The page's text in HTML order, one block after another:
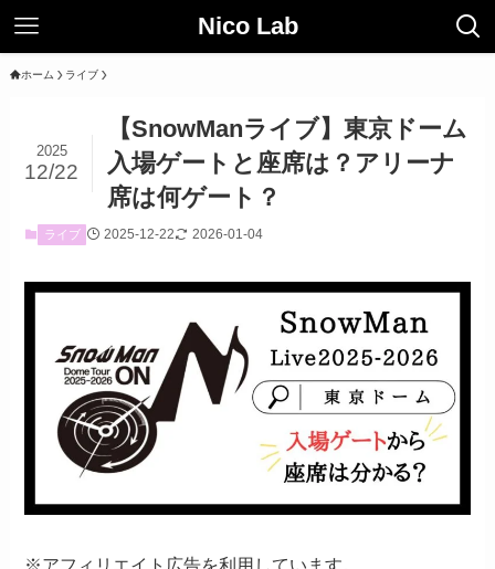
Nico Lab
ホーム ライブ
【SnowManライブ】東京ドーム
入場ゲートと座席は？アリーナ
席は何ゲート？
2025
12/22
ライブ 2025-12-22 2026-01-04
※アフィリエイト広告を利用しています。